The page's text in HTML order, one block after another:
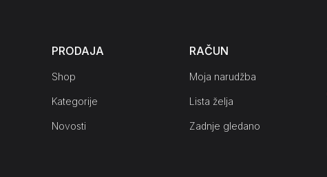
PRODAJA
Shop
Kategorije
Novosti
RAČUN
Moja narudžba
Lista želja
Zadnje gledano